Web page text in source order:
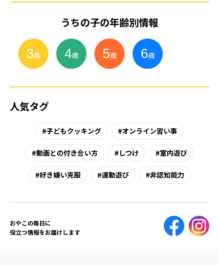
うちの子の年齢別情報
3歳 4歳 5歳 6歳
人気タグ
子どもクッキング オンライン習い事
動画との付き合い方 しつけ 室内遊び
好き嫌い克服 運動遊び 非認知能力
おやこの毎日に
役立つ情報をお届けします